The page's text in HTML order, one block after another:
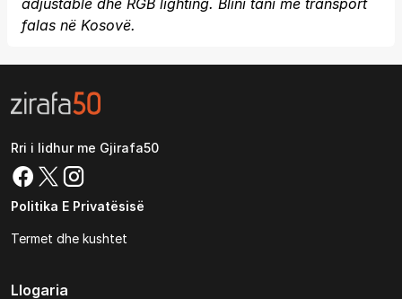
adjustable dhe RGB lighting. Blini tani me transport
falas në Kosovë.
Rri i lidhur me Gjirafa50
Politika E Privatësisë
Termet dhe kushtet
Llogaria